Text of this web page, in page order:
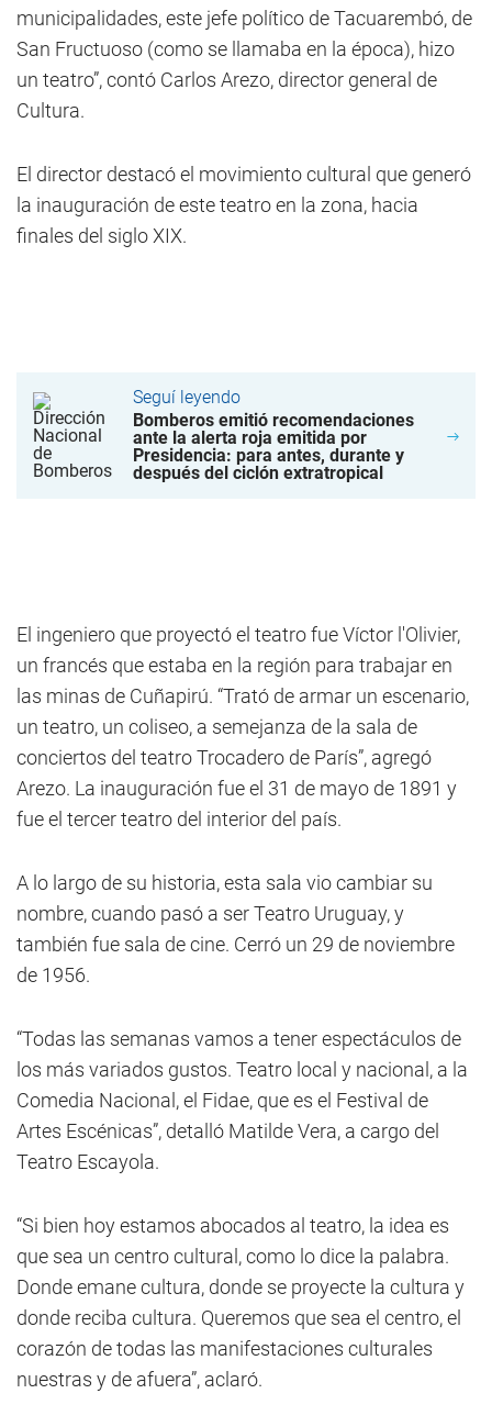
municipalidades, este jefe político de Tacuarembó, de
San Fructuoso (como se llamaba en la época), hizo
un teatro”, contó Carlos Arezo, director general de
Cultura.
El director destacó el movimiento cultural que generó
la inauguración de este teatro en la zona, hacia
finales del siglo XIX.
Seguí leyendo
Bomberos emitió recomendaciones
ante la alerta roja emitida por
Presidencia: para antes, durante y
después del ciclón extratropical
El ingeniero que proyectó el teatro fue Víctor l'Olivier,
un francés que estaba en la región para trabajar en
las minas de Cuñapirú. “Trató de armar un escenario,
un teatro, un coliseo, a semejanza de la sala de
conciertos del teatro Trocadero de París”, agregó
Arezo. La inauguración fue el 31 de mayo de 1891 y
fue el tercer teatro del interior del país.
A lo largo de su historia, esta sala vio cambiar su
nombre, cuando pasó a ser Teatro Uruguay, y
también fue sala de cine. Cerró un 29 de noviembre
de 1956.
“Todas las semanas vamos a tener espectáculos de
los más variados gustos. Teatro local y nacional, a la
Comedia Nacional, el Fidae, que es el Festival de
Artes Escénicas”, detalló Matilde Vera, a cargo del
Teatro Escayola.
“Si bien hoy estamos abocados al teatro, la idea es
que sea un centro cultural, como lo dice la palabra.
Donde emane cultura, donde se proyecte la cultura y
donde reciba cultura. Queremos que sea el centro, el
corazón de todas las manifestaciones culturales
nuestras y de afuera”, aclaró.